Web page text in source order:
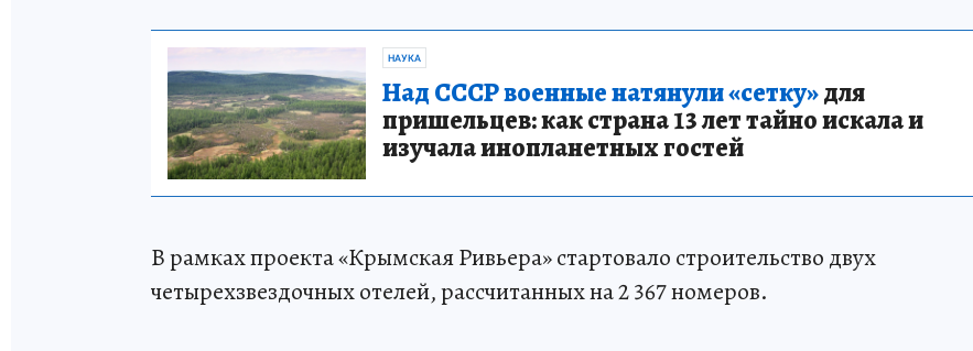
НАУКА
Над СССР военные натянули «сетку»для
пришельцев: как страна 13 лет тайно искала и
изучала инопланетных гостей
В рамках проекта «Крымская Ривьера» стартовало строительство двух
четырехзвездочных отелей, рассчитанных на 2 367 номеров.